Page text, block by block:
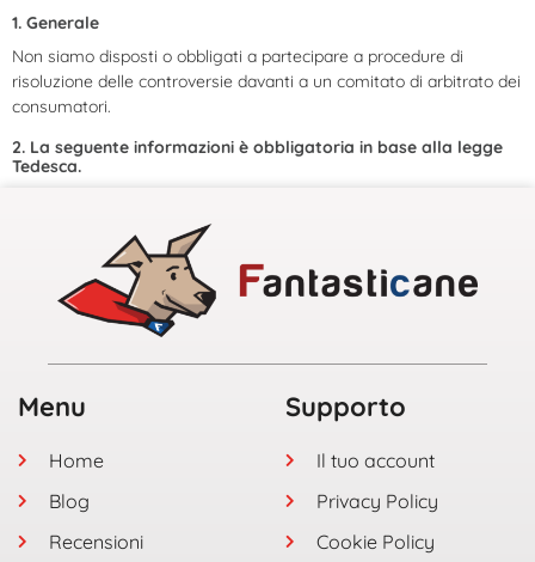
1. Generale
Non siamo disposti o obbligati a partecipare a procedure di
risoluzione delle controversie davanti a un comitato di arbitrato dei
consumatori.
2. La seguente informazioni è obbligatoria in base alla legge
Tedesca.
Menu
Home
Blog
Recensioni
Supporto
Il tuo account
Privacy Policy
Cookie Policy